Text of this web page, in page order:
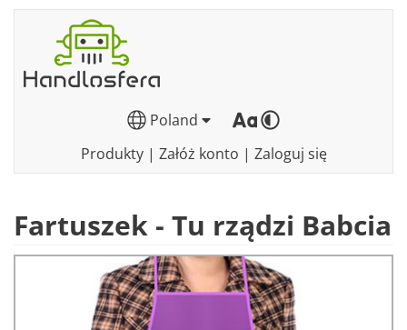
Poland
Produkty| Załóż konto | Zaloguj się
Fartuszek - Tu rządzi Babcia